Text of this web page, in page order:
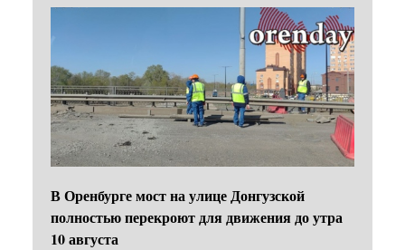
В Оренбурге мост на улице Донгузской
полностью перекроют для движения до утра
10 августа